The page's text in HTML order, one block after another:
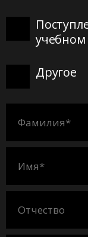
учебном
Другое